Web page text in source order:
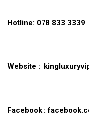
Hotline: 078 833 3339
Website :
Facebook :